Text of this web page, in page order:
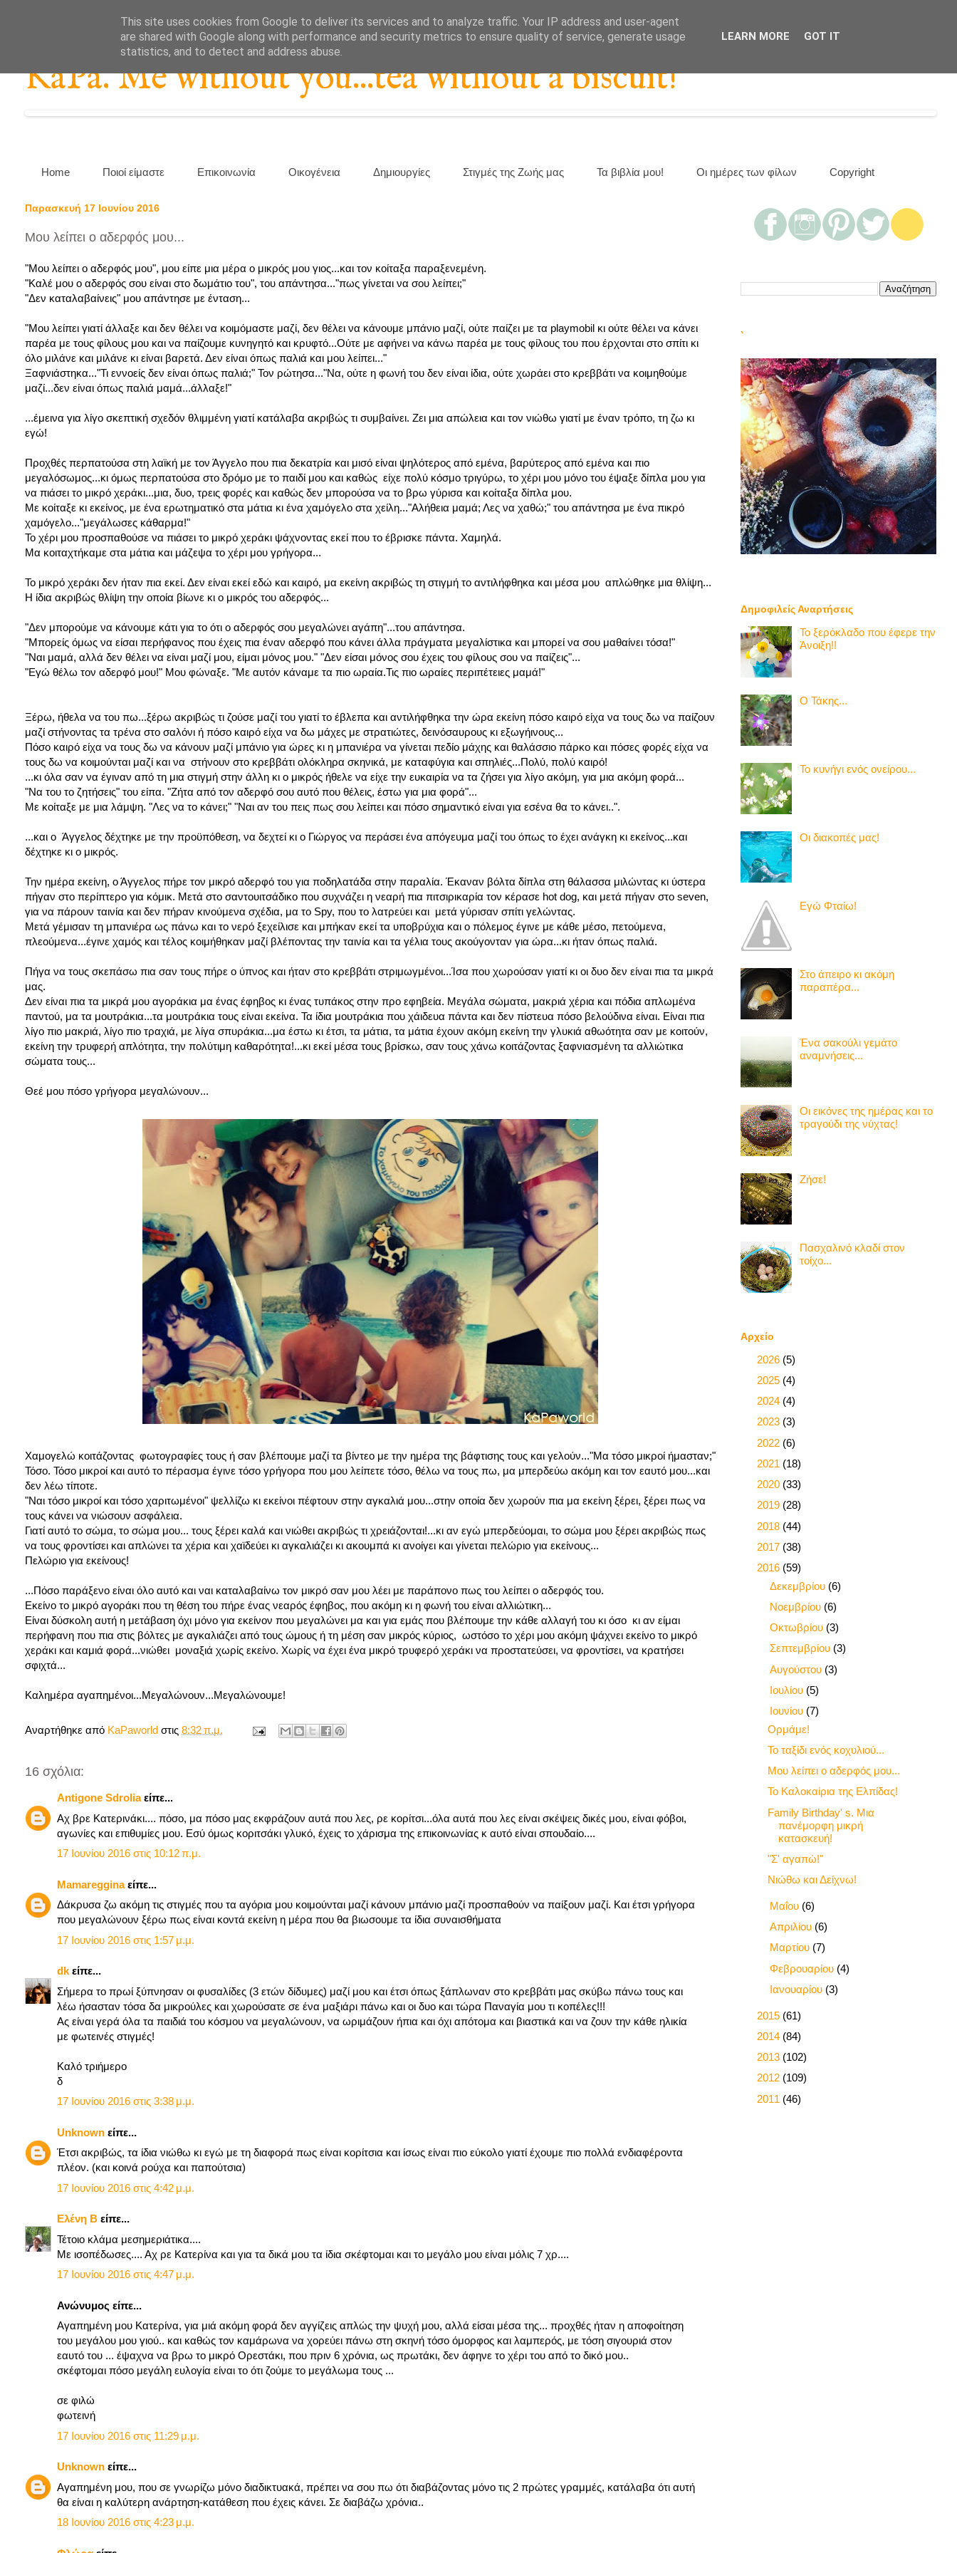
KaPa. Me without you...tea without a biscuit!
Home Ποιοί είμαστε Επικοινωνία Οικογένεια Δημιουργίες Στιγμές της Ζωής μας Τα βιβλία μου! Οι ημέρες των φίλων Copyright
Παρασκευή 17 Ιουνίου 2016
Μου λείπει ο αδερφός μου...
"Μου λείπει ο αδερφός μου", μου είπε μια μέρα ο μικρός μου γιος...και τον κοίταξα παραξενεμένη.
"Καλέ μου ο αδερφός σου είναι στο δωμάτιο του", του απάντησα..."πως γίνεται να σου λείπει;"
"Δεν καταλαβαίνεις" μου απάντησε με ένταση...
"Μου λείπει γιατί άλλαξε και δεν θέλει να κοιμόμαστε μαζί, δεν θέλει να κάνουμε μπάνιο μαζί, ούτε παίζει με τα playmobil κι ούτε θέλει να κάνει
παρέα με τους φίλους μου και να παίζουμε κυνηγητό και κρυφτό...Ούτε με αφήνει να κάνω παρέα με τους φίλους του που έρχονται στο σπίτι κι
όλο μιλάνε και μιλάνε κι είναι βαρετά. Δεν είναι όπως παλιά και μου λείπει..."
Ξαφνιάστηκα..."Τι εννοείς δεν είναι όπως παλιά;" Τον ρώτησα..."Να, ούτε η φωνή του δεν είναι ίδια, ούτε χωράει στο κρεββάτι να κοιμηθούμε
μαζί...δεν είναι όπως παλιά μαμά...άλλαξε!"
...έμεινα για λίγο σκεπτική σχεδόν θλιμμένη γιατί κατάλαβα ακριβώς τι συμβαίνει. Ζει μια απώλεια και τον νιώθω γιατί με έναν τρόπο, τη ζω κι
εγώ!
Προχθές περπατούσα στη λαϊκή με τον Άγγελο που πια δεκατρία και μισό είναι ψηλότερος από εμένα, βαρύτερος από εμένα και πιο
μεγαλόσωμος...κι όμως περπατούσα στο δρόμο με το παιδί μου και καθώς είχε πολύ κόσμο τριγύρω, το χέρι μου μόνο του έψαξε δίπλα μου για
να πιάσει το μικρό χεράκι...μια, δυο, τρεις φορές και καθώς δεν μπορούσα να το βρω γύρισα και κοίταξα δίπλα μου.
Με κοίταξε κι εκείνος, με ένα ερωτηματικό στα μάτια κι ένα χαμόγελο στα χείλη..."Αλήθεια μαμά; Λες να χαθώ;" του απάντησα με ένα πικρό
χαμόγελο..."μεγάλωσες κάθαρμα!"
Το χέρι μου προσπαθούσε να πιάσει το μικρό χεράκι ψάχνοντας εκεί που το έβρισκε πάντα. Χαμηλά.
Μα κοιταχτήκαμε στα μάτια και μάζεψα το χέρι μου γρήγορα...
Το μικρό χεράκι δεν ήταν πια εκεί. Δεν είναι εκεί εδώ και καιρό, μα εκείνη ακριβώς τη στιγμή το αντιλήφθηκα και μέσα μου απλώθηκε μια θλίψη...
Η ίδια ακριβώς θλίψη την οποία βίωνε κι ο μικρός του αδερφός...
"Δεν μπορούμε να κάνουμε κάτι για το ότι ο αδερφός σου μεγαλώνει αγάπη"...του απάντησα.
"Μπορείς όμως να είσαι περήφανος που έχεις πια έναν αδερφό που κάνει άλλα πράγματα μεγαλίστικα και μπορεί να σου μαθαίνει τόσα!"
"Ναι μαμά, αλλά δεν θέλει να είναι μαζί μου, είμαι μόνος μου." "Δεν είσαι μόνος σου έχεις του φίλους σου να παίζεις"...
"Εγώ θέλω τον αδερφό μου!" Μου φώναξε. "Με αυτόν κάναμε τα πιο ωραία.Τις πιο ωραίες περιπέτειες μαμά!"
Ξέρω, ήθελα να του πω...ξέρω ακριβώς τι ζούσε μαζί του γιατί το έβλεπα και αντιλήφθηκα την ώρα εκείνη πόσο καιρό είχα να τους δω να παίζουν
μαζί στήνοντας τα τρένα στο σαλόνι ή πόσο καιρό είχα να δω μάχες με στρατιώτες, δεινόσαυρους κι εξωγήινους...
Πόσο καιρό είχα να τους δω να κάνουν μαζί μπάνιο για ώρες κι η μπανιέρα να γίνεται πεδίο μάχης και θαλάσσιο πάρκο και πόσες φορές είχα να
τους δω να κοιμούνται μαζί και να στήνουν στο κρεββάτι ολόκληρα σκηνικά, με καταφύγια και σπηλιές...Πολύ, πολύ καιρό!
...κι όλα σαν να έγιναν από τη μια στιγμή στην άλλη κι ο μικρός ήθελε να είχε την ευκαιρία να τα ζήσει για λίγο ακόμη, για μια ακόμη φορά...
"Να του το ζητήσεις" του είπα. "Ζήτα από τον αδερφό σου αυτό που θέλεις, έστω για μια φορά"...
Με κοίταξε με μια λάμψη. "Λες να το κάνει;" "Ναι αν του πεις πως σου λείπει και πόσο σημαντικό είναι για εσένα θα το κάνει..".
...και ο Άγγελος δέχτηκε με την προϋπόθεση, να δεχτεί κι ο Γιώργος να περάσει ένα απόγευμα μαζί του όπως το έχει ανάγκη κι εκείνος...και
δέχτηκε κι ο μικρός.
Την ημέρα εκείνη, ο Άγγελος πήρε τον μικρό αδερφό του για ποδηλατάδα στην παραλία. Έκαναν βόλτα δίπλα στη θάλασσα μιλώντας κι ύστερα
πήγαν στο περίπτερο για κόμικ. Μετά στο σαντουιτσάδικο που συχνάζει η νεαρή πια πιτσιρικαρία τον κέρασε hot dog, και μετά πήγαν στο seven,
για να πάρουν ταινία και δεν πήραν κινούμενα σχέδια, μα το Spy, που το λατρεύει και μετά γύρισαν σπίτι γελώντας.
Μετά γέμισαν τη μπανιέρα ως πάνω και το νερό ξεχείλισε και μπήκαν εκεί τα υποβρύχια και ο πόλεμος έγινε με κάθε μέσο, πετούμενα,
πλεούμενα...έγινε χαμός και τέλος κοιμήθηκαν μαζί βλέποντας την ταινία και τα γέλια τους ακούγονταν για ώρα...κι ήταν όπως παλιά.
Πήγα να τους σκεπάσω πια σαν τους πήρε ο ύπνος και ήταν στο κρεββάτι στριμωγμένοι...Ίσα που χωρούσαν γιατί κι οι δυο δεν είναι πια τα μικρά
μας.
Δεν είναι πια τα μικρά μου αγοράκια μα ένας έφηβος κι ένας τυπάκος στην προ εφηβεία. Μεγάλα σώματα, μακριά χέρια και πόδια απλωμένα
παντού, μα τα μουτράκια...τα μουτράκια τους είναι εκείνα. Τα ίδια μουτράκια που χάιδευα πάντα και δεν πίστευα πόσο βελούδινα είναι. Είναι πια
λίγο πιο μακριά, λίγο πιο τραχιά, με λίγα σπυράκια...μα έστω κι έτσι, τα μάτια, τα μάτια έχουν ακόμη εκείνη την γλυκιά αθωότητα σαν με κοιτούν,
εκείνη την τρυφερή απλότητα, την πολύτιμη καθαρότητα!...κι εκεί μέσα τους βρίσκω, σαν τους χάνω κοιτάζοντας ξαφνιασμένη τα αλλιώτικα
σώματα τους...
Θεέ μου πόσο γρήγορα μεγαλώνουν...
Χαμογελώ κοιτάζοντας φωτογραφίες τους ή σαν βλέπουμε μαζί τα βίντεο με την ημέρα της βάφτισης τους και γελούν..."Μα τόσο μικροί ήμασταν;"
Τόσο. Τόσο μικροί και αυτό το πέρασμα έγινε τόσο γρήγορα που μου λείπετε τόσο, θέλω να τους πω, μα μπερδεύω ακόμη και τον εαυτό μου...και
δεν λέω τίποτε.
"Ναι τόσο μικροί και τόσο χαριτωμένοι" ψελλίζω κι εκείνοι πέφτουν στην αγκαλιά μου...στην οποία δεν χωρούν πια μα εκείνη ξέρει, ξέρει πως να
τους κάνει να νιώσουν ασφάλεια.
Γιατί αυτό το σώμα, το σώμα μου... τους ξέρει καλά και νιώθει ακριβώς τι χρειάζονται!...κι αν εγώ μπερδεύομαι, το σώμα μου ξέρει ακριβώς πως
να τους φροντίσει και απλώνει τα χέρια και χαϊδεύει κι αγκαλιάζει κι ακουμπά κι ανοίγει και γίνεται πελώριο για εκείνους...
Πελώριο για εκείνους!
...Πόσο παράξενο είναι όλο αυτό και ναι καταλαβαίνω τον μικρό σαν μου λέει με παράπονο πως του λείπει ο αδερφός του.
Εκείνο το μικρό αγοράκι που τη θέση του πήρε ένας νεαρός έφηβος, που ακόμη κι η φωνή του είναι αλλιώτικη...
Είναι δύσκολη αυτή η μετάβαση όχι μόνο για εκείνον που μεγαλώνει μα και για εμάς που βλέπουμε την κάθε αλλαγή του κι όσο κι αν είμαι
περήφανη που πια στις βόλτες με αγκαλιάζει από τους ώμους ή τη μέση σαν μικρός κύριος, ωστόσο το χέρι μου ακόμη ψάχνει εκείνο το μικρό
χεράκι και καμιά φορά...νιώθει μοναξιά χωρίς εκείνο. Χωρίς να έχει ένα μικρό τρυφερό χεράκι να προστατεύσει, να φροντίσει, να κρατήσει
σφιχτά...
Καλημέρα αγαπημένοι...Μεγαλώνουν...Μεγαλώνουμε!
Αναρτήθηκε από KaPaworld στις 8:32 π.μ.
16 σχόλια:
Antigone Sdroliaείπε...
Αχ βρε Κατερινάκι.... πόσο, μα πόσο μας εκφράζουν αυτά που λες, ρε κορίτσι...όλα αυτά που λες είναι σκέψεις δικές μου, είναι φόβοι,
αγωνίες και επιθυμίες μου. Εσύ όμως κοριτσάκι γλυκό, έχεις το χάρισμα της επικοινωνίας κ αυτό είναι σπουδαίο....
17 Ιουνίου 2016 στις 10:12 π.μ.
Mamaregginaείπε...
Δάκρυσα ζω ακόμη τις στιγμές που τα αγόρια μου κοιμούνται μαζί κάνουν μπάνιο μαζί προσπαθούν να παίξουν μαζί. Και έτσι γρήγορα
που μεγαλώνουν ξέρω πως είναι κοντά εκείνη η μέρα που θα βιωσουμε τα ίδια συναισθήματα
17 Ιουνίου 2016 στις 1:57 μ.μ.
dk είπε...
Σήμερα το πρωί ξύπνησαν οι φυσαλίδες (3 ετών δίδυμες) μαζί μου και έτσι όπως ξάπλωναν στο κρεββάτι μας σκύβω πάνω τους και
λέω ήσασταν τόσα δα μικρούλες και χωρούσατε σε ένα μαξιάρι πάνω και οι δυο και τώρα Παναγία μου τι κοπέλες!!!
Ας είναι γερά όλα τα παιδιά του κόσμου να μεγαλώνουν, να ωριμάζουν ήπια και όχι απότομα και βιαστικά και να ζουν την κάθε ηλικία
με φωτεινές στιγμές!
Καλό τριήμερο
δ
17 Ιουνίου 2016 στις 3:38 μ.μ.
Unknown είπε...
Έτσι ακριβώς, τα ίδια νιώθω κι εγώ με τη διαφορά πως είναι κορίτσια και ίσως είναι πιο εύκολο γιατί έχουμε πιο πολλά ενδιαφέροντα
πλέον. (και κοινά ρούχα και παπούτσια)
17 Ιουνίου 2016 στις 4:42 μ.μ.
Ελένη B είπε...
Τέτοιο κλάμα μεσημεριάτικα....
Με ισοπέδωσες.... Αχ ρε Κατερίνα και για τα δικά μου τα ίδια σκέφτομαι και το μεγάλο μου είναι μόλις 7 χρ....
17 Ιουνίου 2016 στις 4:47 μ.μ.
Ανώνυμος είπε...
Αγαπημένη μου Κατερίνα, για μιά ακόμη φορά δεν αγγίζεις απλώς την ψυχή μου, αλλά είσαι μέσα της... προχθές ήταν η αποφοίτηση
του μεγάλου μου γιού.. και καθώς τον καμάρωνα να χορεύει πάνω στη σκηνή τόσο όμορφος και λαμπερός, με τόση σιγουριά στον
εαυτό του ... έψαχνα να βρω το μικρό Ορεστάκι, που πριν 6 χρόνια, ως πρωτάκι, δεν άφηνε το χέρι του από το δικό μου..
σκέφτομαι πόσο μεγάλη ευλογία είναι το ότι ζούμε το μεγάλωμα τους ...
σε φιλώ
φωτεινή
17 Ιουνίου 2016 στις 11:29 μ.μ.
Unknown είπε...
Αγαπημένη μου, που σε γνωρίζω μόνο διαδικτυακά, πρέπει να σου πω ότι διαβάζοντας μόνο τις 2 πρώτες γραμμές, κατάλαβα ότι αυτή
θα είναι η καλύτερη ανάρτηση-κατάθεση που έχεις κάνει. Σε διαβάζω χρόνια..
18 Ιουνίου 2016 στις 4:23 μ.μ.
`
Δημοφιλείς Αναρτήσεις
Το ξερόκλαδο που έφερε την
Άνοιξη!!
Ο Τάκης...
Το κυνήγι ενός ονείρου...
Οι διακοπές μας!
Εγώ Φταίω!
Στο άπειρο κι ακόμη
παραπέρα...
Ένα σακούλι γεμάτο
αναμνήσεις...
Οι εικόνες της ημέρας και το
τραγούδι της νύχτας!
Ζήσε!
Πασχαλινό κλαδί στον
τοίχο...
Αρχείο
2026 (5)
2025 (4)
2024 (4)
2023 (3)
2022 (6)
2021 (18)
2020 (33)
2019 (28)
2018 (44)
2017 (38)
2016 (59)
Δεκεμβρίου (6)
Νοεμβρίου (6)
Οκτωβρίου (3)
Σεπτεμβρίου (3)
Αυγούστου (3)
Ιουλίου (5)
Ιουνίου (7)
Ορμάμε!
Το ταξίδι ενός κοχυλιού...
Μου λείπει ο αδερφός μου...
Το Καλοκαίρια της Ελπίδας!
Family Birthday' s. Μια
πανέμορφη μικρή
κατασκευή!
"Σ' αγαπώ!"
Νιώθω και Δείχνω!
Μαΐου (6)
Απριλίου (6)
Μαρτίου (7)
Φεβρουαρίου (4)
Ιανουαρίου (3)
2015 (61)
2014 (84)
2013 (102)
2012 (109)
2011 (46)
This site uses cookies from Google to deliver its services and to analyze traffic. Your IP address and user-agent
are shared with Google along with performance and security metrics to ensure quality of service, generate usage
statistics, and to detect and address abuse.
LEARN MORE GOT IT